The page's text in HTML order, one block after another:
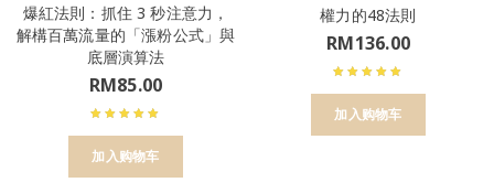
爆紅法則：抓住 3 秒注意力，
解構百萬流量的「漲粉公式」與
底層演算法
RM85.00
加入购物车
權力的48法則
RM136.00
加入购物车